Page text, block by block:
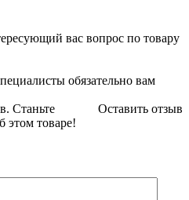
вас вопрос по товару
обязательно вам
Оставить отзыв
Станьте
этом товаре!